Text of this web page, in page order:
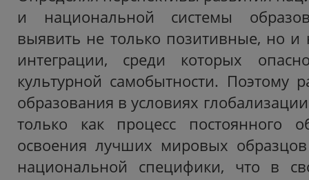
и национальной системы
выявить не только позитивные, но и
интеграции, среди которых
культурной самобытности. Поэтому
образования в условиях
только как процесс постоянного
освоения лучших мировых
национальной специфики, что в